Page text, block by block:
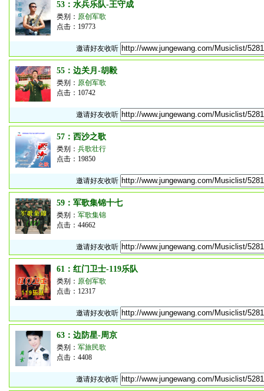
53：水兵乐队-王守成
类别： 原创军歌
点击：19773
邀请好友收听
55：边关月-胡毅
类别： 原创军歌
点击：10742
邀请好友收听
57：西沙之歌
类别： 兵歌壮行
点击：19850
邀请好友收听
59：军歌集锦十七
类别： 军歌集锦
点击：44662
邀请好友收听
61：红门卫士-119乐队
类别： 原创军歌
点击：12317
邀请好友收听
63：边防星-周京
类别： 军旅民歌
点击：4408
邀请好友收听